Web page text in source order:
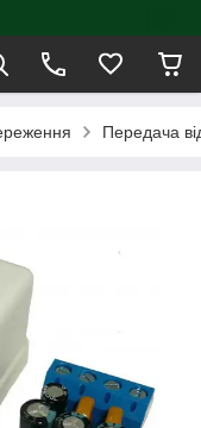
Передача